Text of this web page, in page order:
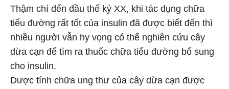
Thậm chí đến đầu thế kỷ XX, khi tác dụng chữa
tiểu đường rất tốt của insulin đã được biết đến thì
nhiều người vẫn hy vọng có thể nghiên cứu cây
dừa cạn để tìm ra thuốc chữa tiểu đường bổ sung
cho insulin.
Dược tính chữa ung thư của cây dừa cạn được